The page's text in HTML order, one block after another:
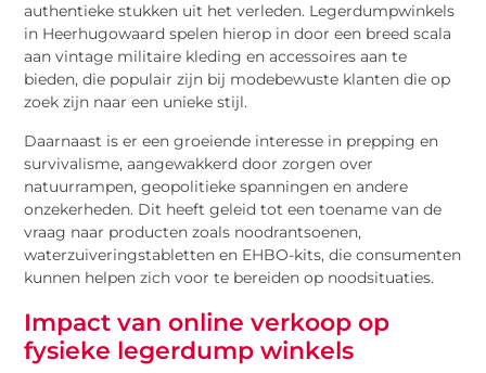
authentieke stukken uit het verleden. Legerdumpwinkels
in Heerhugowaard spelen hierop in door een breed scala
aan vintage militaire kleding en accessoires aan te
bieden, die populair zijn bij modebewuste klanten die op
zoek zijn naar een unieke stijl.
Daarnaast is er een groeiende interesse in prepping en
survivalisme, aangewakkerd door zorgen over
natuurrampen, geopolitieke spanningen en andere
onzekerheden. Dit heeft geleid tot een toename van de
vraag naar producten zoals noodrantsoenen,
waterzuiveringstabletten en EHBO-kits, die consumenten
kunnen helpen zich voor te bereiden op noodsituaties.
Impact van online verkoop op
fysieke legerdump winkels